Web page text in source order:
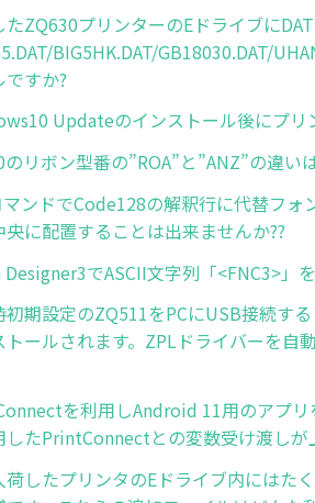
たZQ630プリンターのEドライブに
BIG5HK.DAT/GB18030.DAT/
ですか?
Updateのインストール後にプリ
のリボン型番の”ROA”と”ANZ”の違い
ンドでCode128の解釈行に代替フ
央に配置することは出来ませんか??
でASCII文字列「<FNC3>」
初期設定のZQ511をPCにUSB接続す
トールされます。ZPLドライバーを自
を利用しAndroid 11用のアプ
したPrintConnectとの変数受け渡しが
荷したプリンタのEドライブ内にはた